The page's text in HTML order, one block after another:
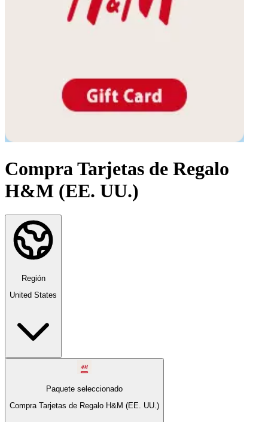
Compra Tarjetas de Regalo
H&M (EE. UU.)
Región
United States
Paquete seleccionado
Compra Tarjetas de Regalo H&M (EE. UU.)